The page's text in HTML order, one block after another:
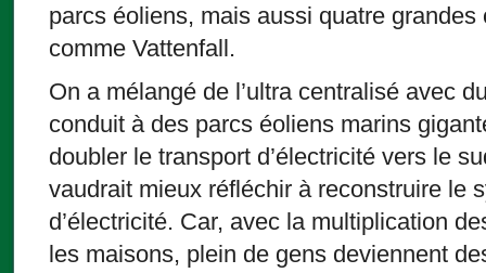
parcs éoliens, mais aussi quatre
comme Vattenfall.
On a mélangé de l’ultra centralisé avec
conduit à des parcs éoliens marins
doubler le transport d’électricité vers le
vaudrait mieux réfléchir à reconstruire le
d’électricité. Car, avec la multiplication
les maisons, plein de gens deviennent